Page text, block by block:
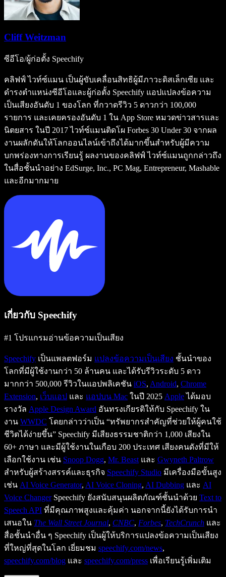
Cliff Weitzman
ซีอีโอ/ผู้ก่อตั้ง Speechify
คลิฟฟ์ ไวท์ซ์แมน เป็นผู้ขับเคลื่อนสิทธิผู้มีภาวะดิสเล็กเซีย และ
ดำรงตำแหน่งซีอีโอและผู้ก่อตั้ง Speechify แอปแปลงข้อความ
เป็นเสียงอันดับ 1 ของโลก ที่กวาดรีวิว 5 ดาวกว่า 100,000
รายการ และเคยครองอันดับ 1 ใน App Store หมวดข่าวสารและ
นิตยสาร ในปี 2017 ไวท์ซ์แมนติดโผ Forbes 30 Under 30 จากผล
งานผลักดันให้โลกออนไลน์เข้าถึงได้มากขึ้นสำหรับผู้มีความ
บกพร่องทางการเรียนรู้ ผลงานของคลิฟฟ์ ไวท์ซ์แมนถูกกล่าวถึง
ในสื่อชั้นนำอย่าง EdSurge, Inc., PC Mag, Entrepreneur, Mashable
และอีกมากมาย
เกี่ยวกับ Speechify
#1 โปรแกรมอ่านข้อความเป็นเสียง
Speechify เป็นแพลตฟอร์ม แปลงข้อความเป็นเสียง ชั้นนำของ
โลกที่มีผู้ใช้งานกว่า 50 ล้านคน และได้รับรีวิวระดับ 5 ดาว
มากกว่า 500,000 รีวิวในแอปพลิเคชัน iOS, Android, Chrome
Extension, เว็บแอป และ แอปบน Mac ในปี 2025 Appleได้มอบ
รางวัล Apple Design Award อันทรงเกียรติให้กับ Speechify ใน
งาน WWDC โดยกล่าวว่าเป็น “ทรัพยากรสำคัญที่ช่วยให้ผู้คนใช้
ชีวิตได้ง่ายขึ้น” Speechify มีเสียงธรรมชาติกว่า 1,000 เสียงใน
60+ ภาษา และมีผู้ใช้งานในเกือบ 200 ประเทศ เสียงคนดังที่มีให้
เลือกใช้งาน เช่น Snoop Dogg, Mr. Beast และ Gwyneth Paltrow
สำหรับผู้สร้างสรรค์และธุรกิจ Speechify Studio มีเครื่องมือขั้นสูง
เช่น AI Voice Generator, AI Voice Cloning, AI Dubbing และ AI
Voice ChangerSpeechify ยังสนับสนุนผลิตภัณฑ์ชั้นนำด้วย Text to
Speech API ที่มีคุณภาพสูงและคุ้มค่า นอกจากนี้ยังได้รับการนำ
เสนอใน The Wall Street Journal, CNBC, Forbes, TechCrunch และ
สื่อชั้นนำอื่น ๆ Speechify เป็นผู้ให้บริการแปลงข้อความเป็นเสียง
ที่ใหญ่ที่สุดในโลก เยี่ยมชม speechify.com/news,
speechify.com/blog และ speechify.com/press เพื่อเรียนรู้เพิ่มเติม